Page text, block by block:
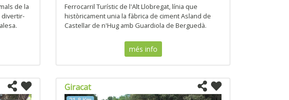
de la
divertir-
Ferrocarril Turístic de l'Alt Llobregat, línia que
històricament unia la fàbrica de ciment Asland de
Castellar de n'Hug amb Guardiola de Berguedà.
més info
Giracat